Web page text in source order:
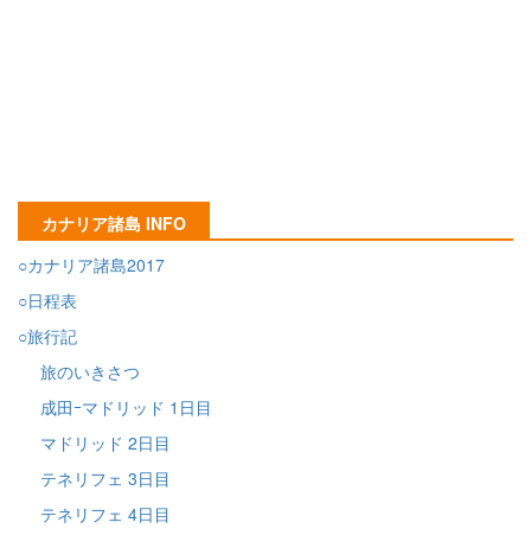
カナリア諸島 INFO
○カナリア諸島2017
○日程表
○旅行記
旅のいきさつ
成田ｰマドリッド 1日目
マドリッド 2日目
テネリフェ 3日目
テネリフェ 4日目